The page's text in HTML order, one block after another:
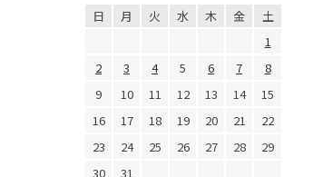
日 月 火 水 木 金
土
1
2
3 4 5 6 7
8
9
10 11 12 13 14
15
16
17 18 19 20 21
22
23
24 25 26 27 28
29
30
31